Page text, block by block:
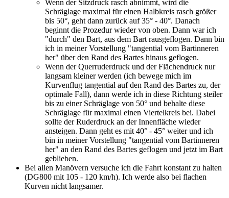
Wenn der Sitzdruck rasch abnimmt, wird die
Schräglage maximal für einen Halbkreis rasch größer
bis 50°, geht dann zurück auf 35° - 40°. Danach
beginnt die Prozedur wieder von oben. Dann war ich
"durch" den Bart, aus dem Bart rausgeflogen. Dann bin
ich in meiner Vorstellung "tangential vom Bartinneren
her" über den Rand des Bartes hinaus geflogen.
Wenn der Querruderdruck und der Flächendruck nur
langsam kleiner werden (ich bewege mich im
Kurvenflug tangential auf den Rand des Bartes zu, der
optimale Fall), dann werde ich in diese Richtung steiler
bis zu einer Schräglage von 50° und behalte diese
Schräglage für maximal einen Viertelkreis bei. Dabei
sollte der Ruderdruck an der Innenfläche wieder
ansteigen. Dann geht es mit 40° - 45° weiter und ich
bin in meiner Vorstellung "tangential vom Bartinneren
her" an den Rand des Bartes geflogen und jetzt im Bart
geblieben.
Bei allen Manövern versuche ich die Fahrt konstant zu halten
(DG800 mit 105 - 120 km/h). Ich werde also bei flachen
Kurven nicht langsamer.